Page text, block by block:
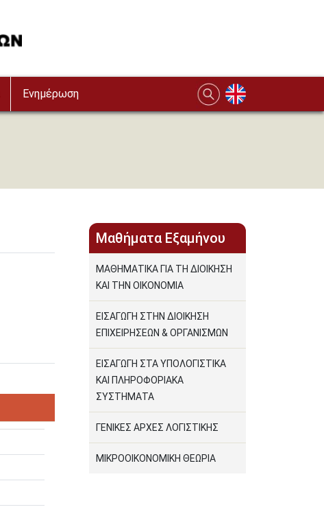
Ενημέρωση
Μαθήματα Εξαμήνου
ΜΑΘΗΜΑΤΙΚΑ ΓΙΑ ΤΗ ΔΙΟΙΚΗΣΗ
ΚΑΙ ΤΗΝ ΟΙΚΟΝΟΜΙΑ
ΕΙΣΑΓΩΓΗ ΣΤΗΝ ΔΙΟΙΚΗΣΗ
ΕΠΙΧΕΙΡΗΣΕΩΝ & ΟΡΓΑΝΙΣΜΩΝ
ΕΙΣΑΓΩΓΗ ΣΤΑ ΥΠΟΛΟΓΙΣΤΙΚΑ
ΚΑΙ ΠΛΗΡΟΦΟΡΙΑΚΑ
ΣΥΣΤΗΜΑΤΑ
ΓΕΝΙΚΕΣ ΑΡΧΕΣ ΛΟΓΙΣΤΙΚΗΣ
ΜΙΚΡΟΟΙΚΟΝΟΜΙΚΗ ΘΕΩΡΙΑ